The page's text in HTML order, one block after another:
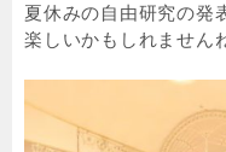
夏休みの自由研究の発
楽しいかもしれません